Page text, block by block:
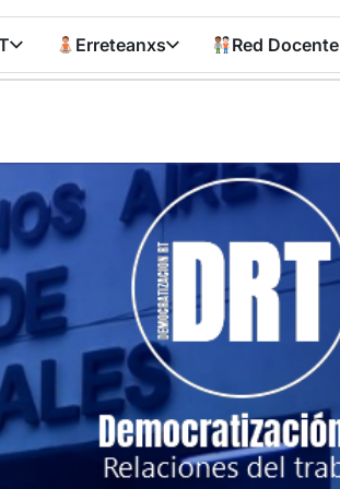
Erreteanxs Red Docente
RT